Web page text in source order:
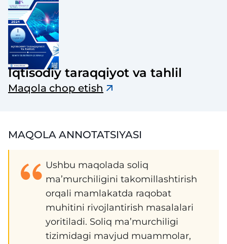
Iqtisodiy taraqqiyot va tahlil
Maqola chop etish
MAQOLA ANNOTATSIYASI
Ushbu maqolada soliq
ma’murchiligini takomillashtirish
orqali mamlakatda raqobat
muhitini rivojlantirish masalalari
yoritiladi. Soliq ma’murchiligi
tizimidagi mavjud muammolar,